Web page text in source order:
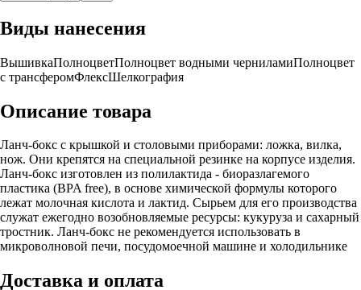
Виды нанесения
ВышивкаПолноцветПолноцвет водными черниламиПолноцвет
с трансферомФлексШелкография
Описание товара
Ланч-бокс с крышкой и столовыми приборами: ложка, вилка,
нож. Они крепятся на специальной резинке на корпусе изделия.
Ланч-бокс изготовлен из полилактида - биоразлагемого
пластика (BPA free), в основе химической формулы которого
лежат молочная кислота и лактид. Сырьем для его производства
служат ежегодно возобновляемые ресурсы: кукуруза и сахарный
тростник. Ланч-бокс не рекомендуется использовать в
микроволновой печи, посудомоечной машине и холодильнике
Доставка и оплата